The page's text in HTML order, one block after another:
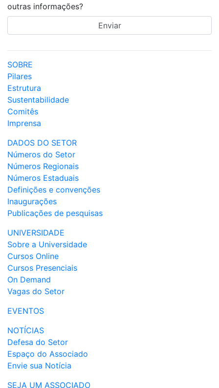
outras informações?
SOBRE
Pilares
Estrutura
Sustentabilidade
Comitês
Imprensa
DADOS DO SETOR
Números do Setor
Números Regionais
Números Estaduais
Definições e convenções
Inaugurações
Publicações de pesquisas
UNIVERSIDADE
Sobre a Universidade
Cursos Online
Cursos Presenciais
On Demand
Vagas do Setor
EVENTOS
NOTÍCIAS
Defesa do Setor
Espaço do Associado
Envie sua Notícia
SEJA UM ASSOCIADO